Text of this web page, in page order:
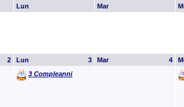
Lun Mar
2 3
Lun
3 Compleanni
4
Mar